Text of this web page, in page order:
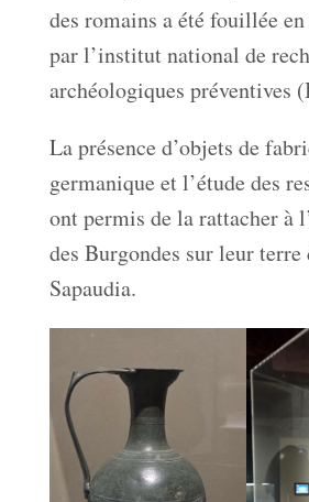
des romains a été fouillée
par l’institut national de
archéologiques préventives
La présence d’objets de
germanique et l’étude des
ont permis de la rattacher à
des Burgondes sur leur terre
Sapaudia.